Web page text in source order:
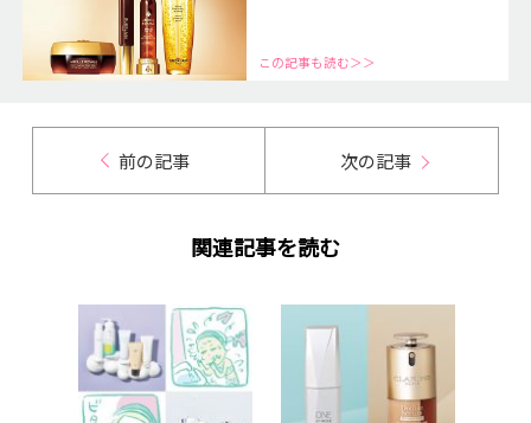
この記事も読む＞＞
前の記事 次の記事
関連記事を読む